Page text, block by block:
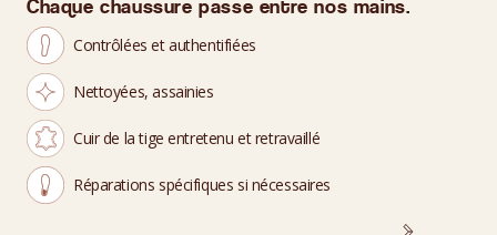
Chaque chaussure passe entre nos mains.
Contrôlées et authentifiées
Nettoyées, assainies
Cuir de la tige entretenu et retravaillé
Réparations spécifiques si nécessaires